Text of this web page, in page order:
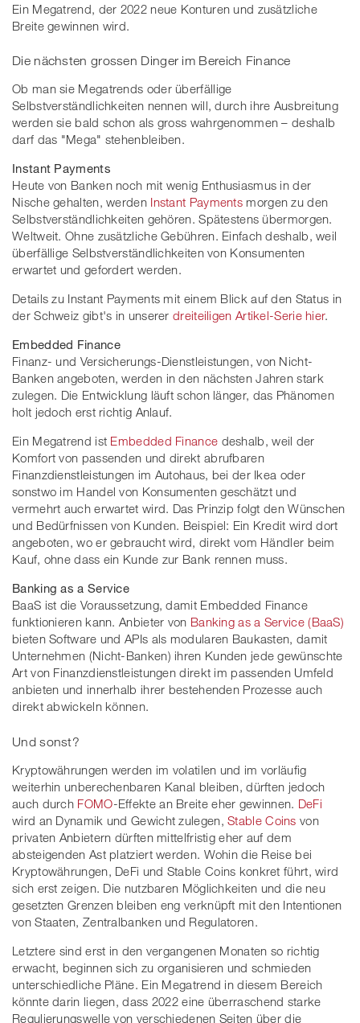
Ein Megatrend, der 2022 neue Konturen und zusätzliche
Breite gewinnen wird.
Die nächsten grossen Dinger im Bereich Finance
Ob man sie Megatrends oder überfällige
Selbstverständlichkeiten nennen will, durch ihre Ausbreitung
werden sie bald schon als gross wahrgenommen – deshalb
darf das "Mega" stehenbleiben.
Instant Payments
Heute von Banken noch mit wenig Enthusiasmus in der
Nische gehalten, werden Instant Payments morgen zu den
Selbstverständlichkeiten gehören. Spätestens übermorgen.
Weltweit. Ohne zusätzliche Gebühren. Einfach deshalb, weil
überfällige Selbstverständlichkeiten von Konsumenten
erwartet und gefordert werden.
Details zu Instant Payments mit einem Blick auf den Status in
der Schweiz gibt's in unsererdreiteiligen Artikel-Serie hier.
Embedded Finance
Finanz- und Versicherungs-Dienstleistungen, von Nicht-
Banken angeboten, werden in den nächsten Jahren stark
zulegen. Die Entwicklung läuft schon länger, das Phänomen
holt jedoch erst richtig Anlauf.
Ein Megatrend ist Embedded Finance deshalb, weil der
Komfort von passenden und direkt abrufbaren
Finanzdienstleistungen im Autohaus, bei der Ikea oder
sonstwo im Handel von Konsumenten geschätzt und
vermehrt auch erwartet wird. Das Prinzip folgt den Wünschen
und Bedürfnissen von Kunden. Beispiel: Ein Kredit wird dort
angeboten, wo er gebraucht wird, direkt vom Händler beim
Kauf, ohne dass ein Kunde zur Bank rennen muss.
Banking as a Service
BaaS ist die Voraussetzung, damit Embedded Finance
funktionieren kann. Anbieter von Banking as a Service (BaaS)
bieten Software und APIs als modularen Baukasten, damit
Unternehmen (Nicht-Banken) ihren Kunden jede gewünschte
Art von Finanzdienstleistungen direkt im passenden Umfeld
anbieten und innerhalb ihrer bestehenden Prozesse auch
direkt abwickeln können.
Und sonst?
Kryptowährungen werden im volatilen und im vorläufig
weiterhin unberechenbaren Kanal bleiben, dürften jedoch
auch durch FOMO-Effekte an Breite eher gewinnen. DeFi
wird an Dynamik und Gewicht zulegen,Stable Coins von
privaten Anbietern dürften mittelfristig eher auf dem
absteigenden Ast platziert werden. Wohin die Reise bei
Kryptowährungen, DeFi und Stable Coins konkret führt, wird
sich erst zeigen. Die nutzbaren Möglichkeiten und die neu
gesetzten Grenzen bleiben eng verknüpft mit den Intentionen
von Staaten, Zentralbanken und Regulatoren.
Letztere sind erst in den vergangenen Monaten so richtig
erwacht, beginnen sich zu organisieren und schmieden
unterschiedliche Pläne. Ein Megatrend in diesem Bereich
könnte darin liegen, dass 2022 eine überraschend starke
Regulierungswelle von verschiedenen Seiten über die